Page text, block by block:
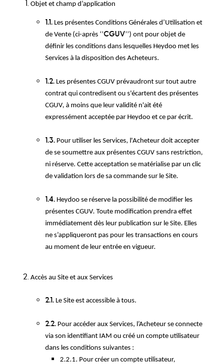
Objet et champ d’application
1.1. Les présentes Conditions Générales d’Utilisation et
de Vente (ci-après ‘’CGUV’’) ont pour objet de
définir les conditions dans lesquelles Heydoo met les
Services à la disposition des Acheteurs.
1.2. Les présentes CGUV prévaudront sur tout autre
contrat qui contredisent ou s'écartent des présentes
CGUV, à moins que leur validité n'ait été
expressément acceptée par Heydoo et ce par écrit.
1.3. Pour utiliser les Services, l'Acheteur doit accepter
de se soumettre aux présentes CGUV sans restriction,
ni réserve. Cette acceptation se matérialise par un clic
de validation lors de sa commande sur le Site.
1.4. Heydoo se réserve la possibilité de modifier les
présentes CGUV. Toute modification prendra effet
immédiatement dès leur publication sur le Site. Elles
ne s’appliqueront pas pour les transactions en cours
au moment de leur entrée en vigueur.
Accès au Site et aux Services
2.1. Le Site est accessible à tous.
2.2. Pour accéder aux Services, l’Acheteur se connecte
via son identifiant IAM ou créé un compte utilisateur
dans les conditions suivantes :
2.2.1. Pour créer un compte utilisateur,